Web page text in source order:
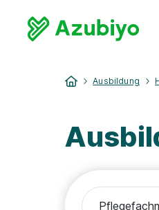
Ausbildung